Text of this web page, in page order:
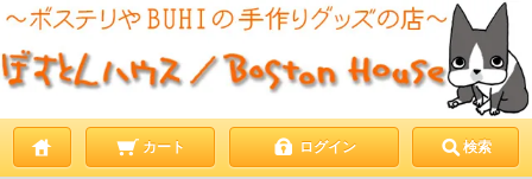
カート ログイン 検索